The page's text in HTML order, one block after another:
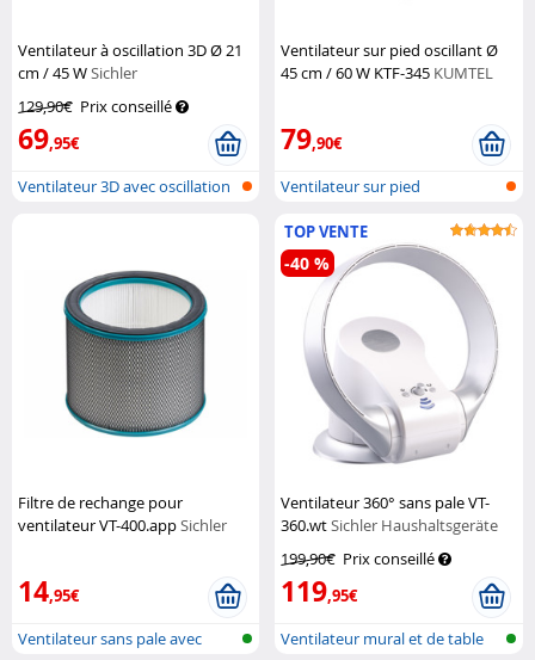
Ventilateur à oscillation 3D Ø 21
cm / 45 WSichler
129,90€ Prix conseillé
69,95€
Ventilateur 3D avec oscillation
Ventilateur sur pied oscillant Ø
45 cm / 60 W KTF-345 KUMTEL
79,90€
Ventilateur sur pied
Filtre de rechange pour
ventilateur VT-400.appSichler
14,95€
Ventilateur sans pale avec
TOP VENTE
Ventilateur 360° sans pale VT-
360.wtSichler Haushaltsgeräte
199,90€ Prix conseillé
119,95€
-40 %
Ventilateur mural et de table